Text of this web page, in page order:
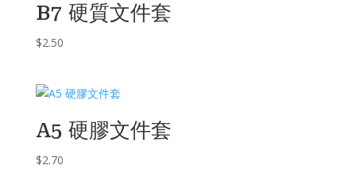
B7 硬質文件套
$2.50
A5 硬膠文件套
$2.70